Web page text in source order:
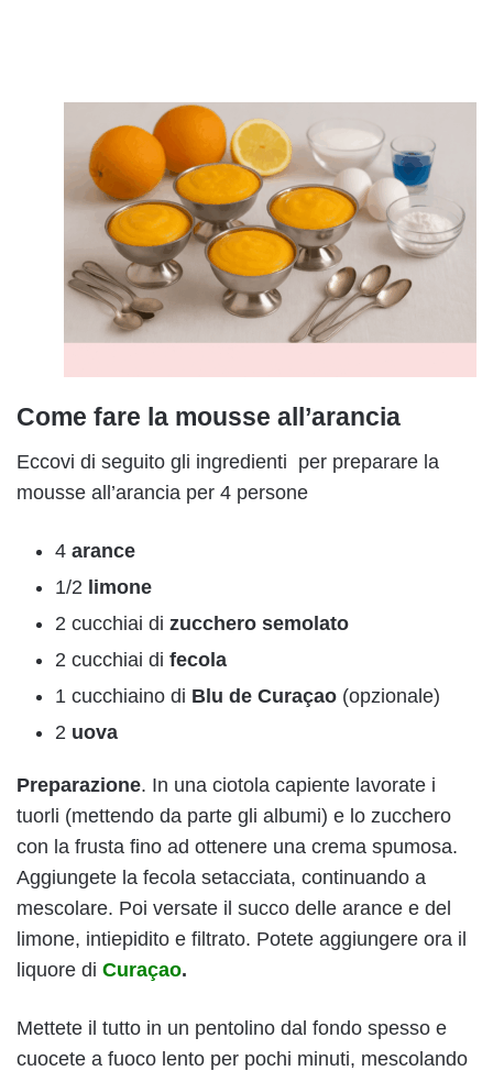
Come fare la mousse all’arancia
Eccovi di seguito gli ingredienti per preparare la
mousse all’arancia per 4 persone
4 arance
1/2 limone
2 cucchiai di zucchero semolato
2 cucchiai di fecola
1 cucchiaino di Blu de Curaçao (opzionale)
2 uova
Preparazione. In una ciotola capiente lavorate i
tuorli (mettendo da parte gli albumi) e lo zucchero
con la frusta fino ad ottenere una crema spumosa.
Aggiungete la fecola setacciata, continuando a
mescolare. Poi versate il succo delle arance e del
limone, intiepidito e filtrato. Potete aggiungere ora il
liquore di Curaçao.
Mettete il tutto in un pentolino dal fondo spesso e
cuocete a fuoco lento per pochi minuti, mescolando